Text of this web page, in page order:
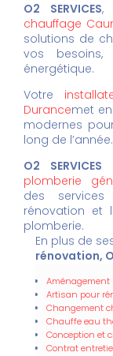
O2 SERVICES,
chauffage
solutions de
vos besoins,
énergétique.
Votre
Durancemet
modernes
long de l’année.
O2 SERVICES
plomberie
des
rénovation et
plomberie.
En plus de
rénovation,
Artisan pour
Changement
Chauffe eau
Conception et
Contrat